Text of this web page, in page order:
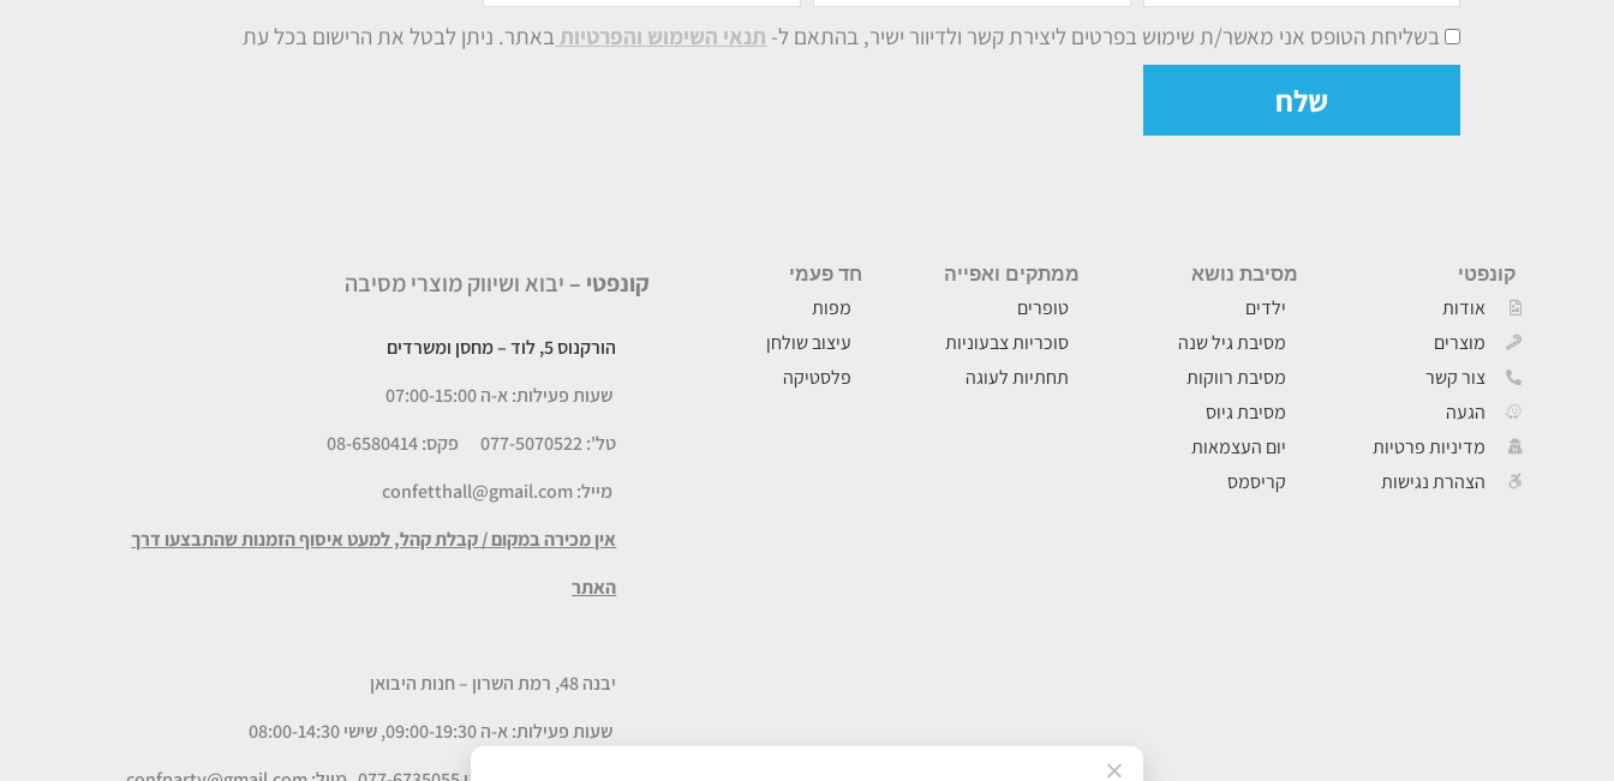
בשליחת הטופס אני מאשר/ת שימוש בפרטים ליצירת קשר ולדיוור ישיר, בהתאם ל- תנאי השימוש והפרטיותבאתר. ניתן לבטל את הרישום בכל עת
שלח
קונפטי
אודות
מוצרים
צור קשר
הגעה
מדיניות פרטיות
הצהרת נגישות
מסיבת נושא
ילדים
מסיבת גיל שנה
מסיבת רווקות
מסיבת גיוס
יום העצמאות
קריסמס
ממתקים ואפייה
טופרים
סוכריות צבעוניות
תחתיות לעוגה
חד פעמי
מפות
עיצוב שולחן
פלסטיקה
קונפטי – יבוא ושיווק מוצרי מסיבה
הורקנוס 5, לוד
– מחסן ומשרדים
שעות פעילות: א-ה 07:00-15:00
טל': 077-5070522
פקס: 08-6580414
מייל:confetthall@gmail.com
אין מכירה במקום / קבלת קהל, למעט איסוף הזמנות שהתבצעו דרך
האתר
יבנה 48, רמת השרון – חנות היבואן
שעות פעילות: א-ה 09:00-19:30, שישי 08:00-14:30